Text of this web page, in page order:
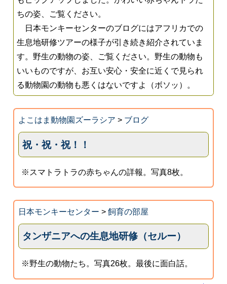
ちの姿、ご覧ください。
日本モンキーセンターのブログにはアフリカでの
生息地研修ツアーの様子が引き続き紹介されていま
す。野生の動物の姿、ご覧ください。野生の動物も
いいものですが、お互い安心・安全に近くで見られ
る動物園の動物も悪くはないですよ（ボソッ）。
よこはま動物園ズーラシア > ブログ
祝・祝・祝！！
※スマトラトラの赤ちゃんの詳報。写真8枚。
日本モンキーセンター > 飼育の部屋
タンザニアへの生息地研修（セルー）
※野生の動物たち。写真26枚。最後に面白話。